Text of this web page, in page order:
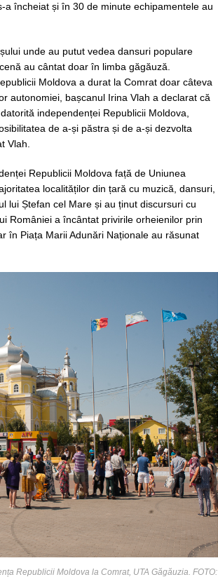
încheiat și în 30 de minute echipamentele au
unde au putut vedea dansuri populare
au cântat doar în limba găgăuză.
Moldova a durat la Comrat doar câteva
autonomiei, bașcanul Irina Vlah a declarat că
independenței Republicii Moldova,
de a-și păstra și de a-și dezvolta
Vlah.
Republicii Moldova față de Uniunea
localităților din țară cu muzică, dansuri,
lui Ștefan cel Mare și au ținut discursuri cu
României a încântat privirile orheienilor prin
în Piața Marii Adunări Naționale au răsunat
Republicii Moldova la Comrat, UTA Găgăuzia. FOTO: